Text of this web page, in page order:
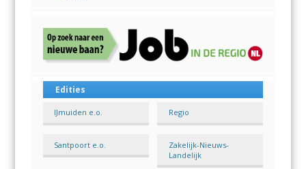
Edities
IJmuiden e.o. Regio
Santpoort e.o.
Zakelijk-Nieuws-
Landelijk